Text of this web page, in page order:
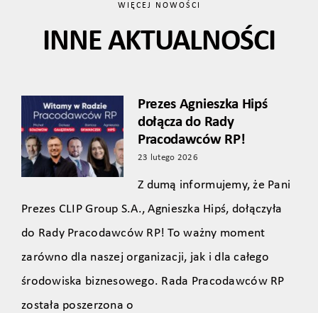
WIĘCEJ NOWOŚCI
INNE AKTUALNOŚCI
Prezes Agnieszka Hipś
dołącza do Rady
Pracodawców RP!
23 lutego 2026
Z dumą informujemy, że Pani
Prezes CLIP Group S.A., Agnieszka Hipś, dołączyła
do Rady Pracodawców RP! To ważny moment
zarówno dla naszej organizacji, jak i dla całego
środowiska biznesowego. Rada Pracodawców RP
została poszerzona o